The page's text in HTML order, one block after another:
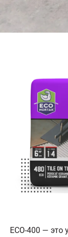
ECO-400 — это